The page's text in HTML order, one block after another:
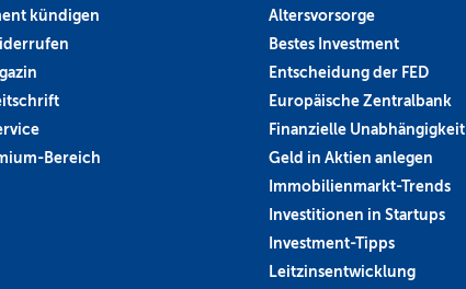
kündigen
Bereich
Altersvorsorge
Bestes Investment
Entscheidung der FED
Europäische Zentralbank
Finanzielle Unabhängigkeit
Geld in Aktien anlegen
Immobilienmarkt-Trends
Investitionen in Startups
Investment-Tipps
Leitzinsentwicklung